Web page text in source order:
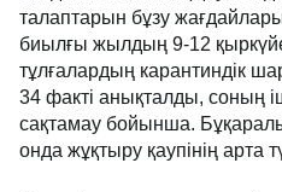
талаптарын бұзу
биылғы жылдың 9-12
тұлғалардың карантиндік
34 факті анықталды, соның
сақтамау бойынша.
онда жұқтыру қаупінің арта